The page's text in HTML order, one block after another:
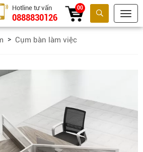
Tìm kiếm
Hotline tư vấn
0888830126
00
Cụm bàn làm việc